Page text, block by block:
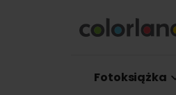
Fotoksiążka